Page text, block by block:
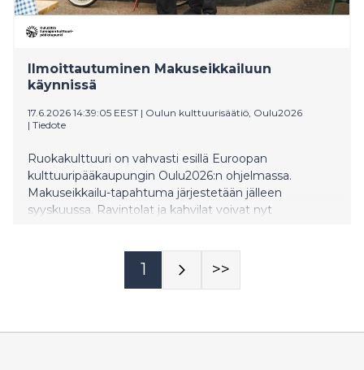
up-ohjelmaa. Naisten viikko on tunnettu myös
yllätyksistään: Missä muualla kuin Naisten viikolla
vaikkapa harmonikkataiteilija Kimmo Pohjonen voi
putkahtaa haitareineen pakastimesta? Liput
maksullisiin tapahtumiin ovat myynnissä Tiketissä.
Ilmoittautuminen Makuseikkailuun
käynnissä
17.6.2026 14:39:05 EEST | Oulun kulttuurisäätiö, Oulu2026
| Tiedote
Ruokakulttuuri on vahvasti esillä Euroopan
kulttuuripääkaupungin Oulu2026:n ohjelmassa.
Makuseikkailu-tapahtuma järjestetään jälleen
syyskuussa. Ravintolat ja kahvilat voivat nyt
1 >>